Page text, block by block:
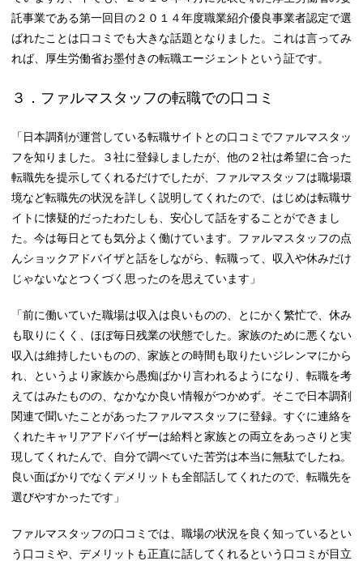
託事業である第一回目の２０１４年度職業紹介優良事業者認定で選
ばれたことは口コミでも大きな話題となりました。これは言ってみ
れば、厚生労働省お墨付きの転職エージェントという証です。
３．ファルマスタッフの転職での口コミ
「日本調剤が運営している転職サイトとの口コミでファルマスタッ
フを知りました。３社に登録しましたが、他の２社は希望に合った
転職先を提示してくれるだけでしたが、ファルマスタッフは職場環
境など転職先の状況を詳しく説明してくれたので、はじめは転職サ
イトに懐疑的だったわたしも、安心して話をすることができまし
た。今は毎日とても気分よく働けています。ファルマスタッフの点
んショックアドバイザと話をしながら、転職って、収入や休みだけ
じゃないなとつくづく思ったのを思えています」
「前に働いていた職場は収入は良いものの、とにかく繁忙で、休み
も取りにくく、ほぼ毎日残業の状態でした。家族のために悪くない
収入は維持したいものの、家族との時間も取りたいジレンマにから
れ、というより家族から愚痴ばかり言われるようになり、転職を考
えてはみたものの、なかなか良い情報がつかめず。そこで日本調剤
関連で聞いたことがあったファルマスタッフに登録。すぐに連絡を
くれたキャリアアドバイザーは給料と家族との両立をあっさりと実
現してくれたんで、自分で調べていた苦労は本当に無駄でしたね。
良い面ばかりでなくデメリットも全部話してくれたので、転職先を
選びやすかったです」
ファルマスタッフの口コミでは、職場の状況を良く知っているとい
う口コミや、デメリットも正直に話してくれるという口コミが目立